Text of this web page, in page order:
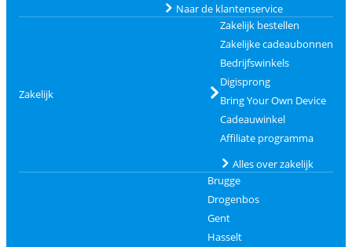
Naar de klantenservice
Zakelijk
Zakelijk bestellen
Zakelijke cadeaubonnen
Bedrijfswinkels
Digisprong
Bring Your Own Device
Cadeauwinkel
Affiliate programma
Alles over zakelijk
Brugge
Drogenbos
Gent
Hasselt